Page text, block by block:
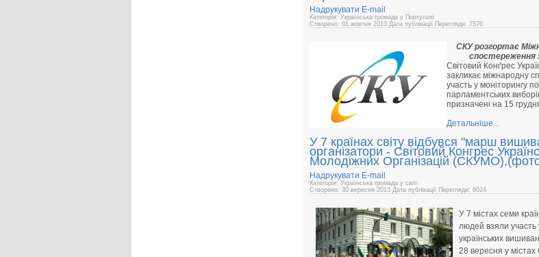
Надрукувати E-mail
Категорія: Українська громада у Португалії
Створено: 01 жовтня 2013 Дата публікації Перегляди: 7576
СКУ розгортає
спостереження
Світовий Конґрес
закликає міжнародну
участь у моніторингу
парламентських виборів
призначені на 15
Детальніше...
У 7 країнах світу відбувся "марш
організатори - Світовий Конгрес
Молодіжних Організацій
Надрукувати E-mail
Категорія: Українська громада у світі
Створено: 30 вересня 2013 Дата публікації Перегляди: 8024
У 7 містах семи
людей взяли
українських
28 вересня у містах